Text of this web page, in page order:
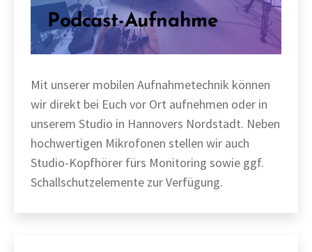
Podcast-Aufnahme
Mit unserer mobilen Aufnahmetechnik können
wir direkt bei Euch vor Ort aufnehmen oder in
unserem Studio in Hannovers Nordstadt. Neben
hochwertigen Mikrofonen stellen wir auch
Studio-Kopfhörer fürs Monitoring sowie ggf.
Schallschutzelemente zur Verfügung.